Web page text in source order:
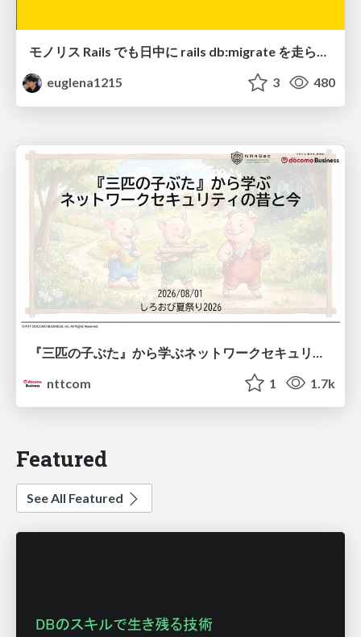
モノリス Rails でも日中に rails db:migrate を走らせたい！ / Daytime rails db:migrate on Monolithic Rails!
euglena1215
3 480
nttcom
1 1.7k
Featured
See All Featured